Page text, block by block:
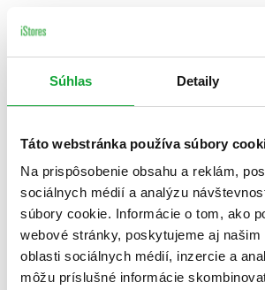
Súhlas Detaily
Táto webstránka používa súbory
Na prispôsobenie obsahu a reklám,
sociálnych médií a analýzu
súbory cookie. Informácie o tom, ako
webové stránky, poskytujeme aj našim
oblasti sociálnych médií, inzercie a
môžu príslušné informácie